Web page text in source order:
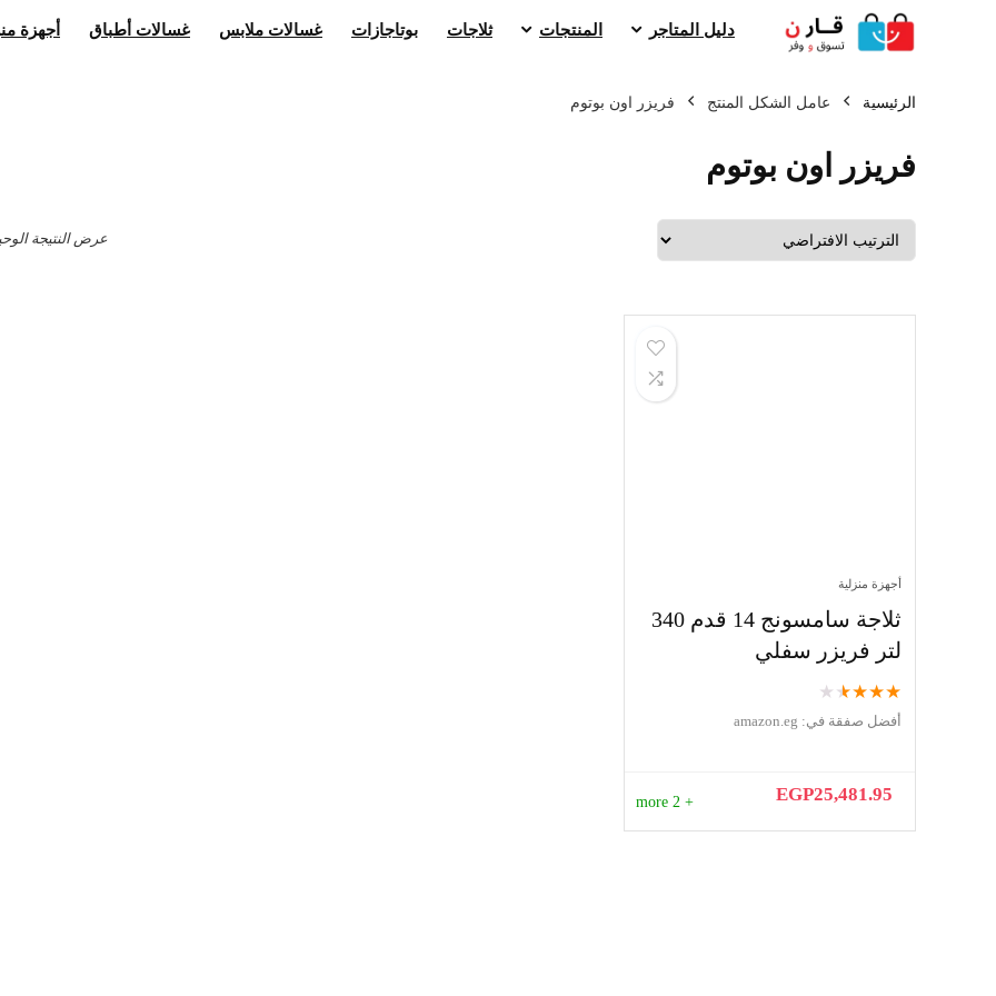
دليل المتاجر المنتجات ثلاجات بوتاجازات غسالات ملابس غسالات أطباق أجهزة
الرئيسية عامل الشكل المنتج
عرض النتيجة
أجهزة منزلية
ثلاجة سامسونج 14 قدم 340
لتر فريزر سفلي
★
★
★
★
★
أفضل صفقة في: amazon.eg
EGP25,481.95
+ 2 more